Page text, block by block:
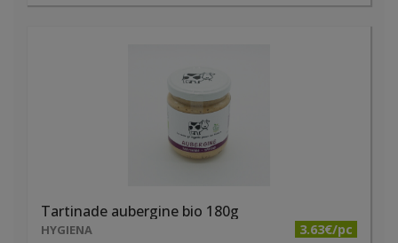
Tartinade aubergine bio 180g
HYGIENA 3.63€/pc